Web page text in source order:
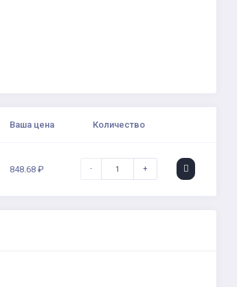
Ваша цена Количество
848.68 ₽ - +